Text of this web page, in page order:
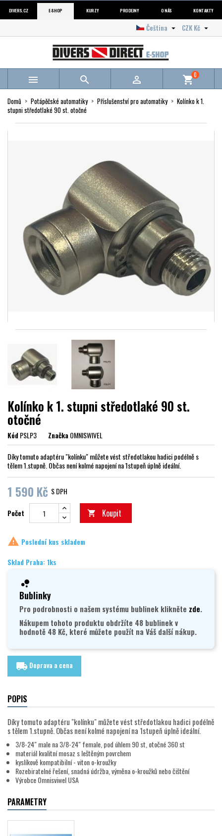
DIVERS.CZ E-SHOP KURZY PRODEJNY O NÁS KONTAKTY
CZK Kč 
Čeština 
   shopping_cart0
Domů Potápěčské automatiky Příslušenství pro automatiky
Kolínko k 1.
stupni středotlaké 90 st. otočné
Kolínko k 1. stupni středotlaké 90 st.
otočné
KódPSLP3 ZnačkaOMNISWIVEL
Díky tomuto adaptéru "kolínku" můžete vést středotlakou hadici podélně s
tělem 1.stupně. Občas není kolmé napojení na 1stupeň úplně ideální.
1 590 Kč S DPH
Počet  Koupit
 Poslední kus skladem
Sklad Praha: 1ks
Bublinky
Pro podrobnosti o našem systému bublinek klikněte zde.
Nákupem tohoto produktu obdržíte 48 bublinek v
hodnotě 48 Kč, které můžete použít na Váš další nákup.
local_shipping Doprava a cena
POPIS
Díky tomuto adaptéru "kolínku" můžete vést středotlakou hadici podélně
s tělem 1.stupně. Občas není kolmé napojení na 1stupeň úplně ideální.
3/8-24" male na 3/8-24" female, pod úhlem 90 st, otočné 360 st
materiál kvalitní mosaz s leštěným povrchem
kyslíkově kompatibilní - viton o-kroužky
Rozebiratelné řešení, snadná údržba, výměna o-kroužků nebo čištění
Výrobce Omnisviwel USA
PARAMETRY